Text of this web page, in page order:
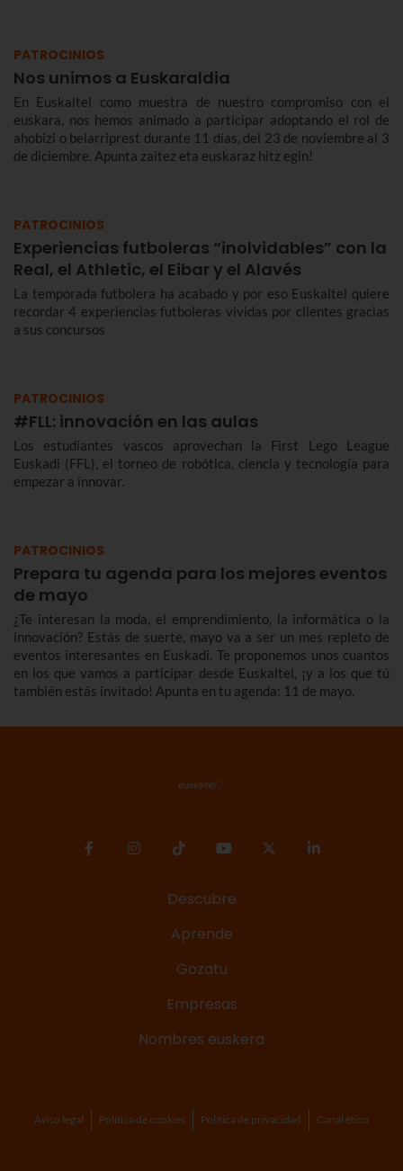
PATROCINIOS
Nos unimos a Euskaraldia
En Euskaltel como muestra de nuestro compromiso con el
euskara, nos hemos animado a participar adoptando el rol de
ahobizi o belarriprest durante 11 días, del 23 de noviembre al 3
de diciembre. Apunta zaitez eta euskaraz hitz egin!
PATROCINIOS
Experiencias futboleras “inolvidables” con la
Real, el Athletic, el Eibar y el Alavés
La temporada futbolera ha acabado y por eso Euskaltel quiere
recordar 4 experiencias futboleras vividas por clientes gracias
a sus concursos
PATROCINIOS
#FLL: innovación en las aulas
Los estudiantes vascos aprovechan la First Lego League
Euskadi (FFL), el torneo de robótica, ciencia y tecnología para
empezar a innovar.
PATROCINIOS
Prepara tu agenda para los mejores eventos
de mayo
¿Te interesan la moda, el emprendimiento, la informática o la
innovación? Estás de suerte, mayo va a ser un mes repleto de
eventos interesantes en Euskadi. Te proponemos unos cuantos
en los que vamos a participar desde Euskaltel, ¡y a los que tú
también estás invitado! Apunta en tu agenda: 11 de mayo.
Descubre
Aprende
Gozatu
Empresas
Nombres euskera
Aviso legal Política de cookies Política de privacidad Canal ético